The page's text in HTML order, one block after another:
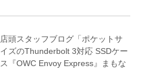
店頭スタッフブログ「ポケットサ
イズのThunderbolt 3対応 SSDケー
ス『OWC Envoy Express』まもな